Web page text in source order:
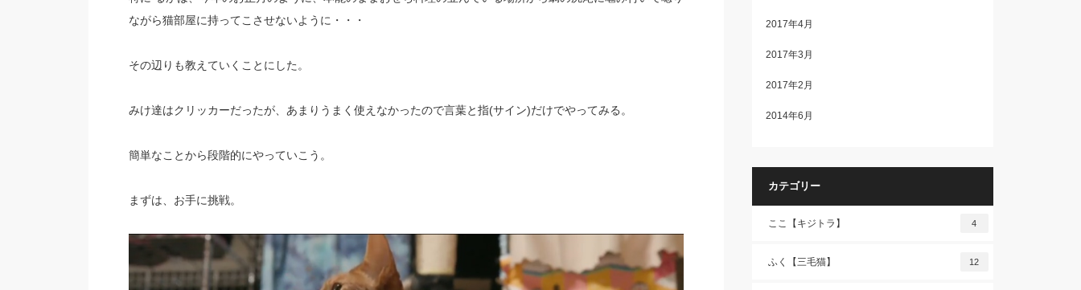
ながら猫部屋に持ってこさせないように・・・
その辺りも教えていくことにした。
みけ達はクリッカーだったが、あまりうまく使えなかったので言葉と指(サイン)だけでやってみる。
簡単なことから段階的にやっていこう。
まずは、お手に挑戦。
2017年4月
2017年3月
2017年2月
2014年6月
カテゴリー
ここ【キジトラ】 4
ふく【三毛猫】 12